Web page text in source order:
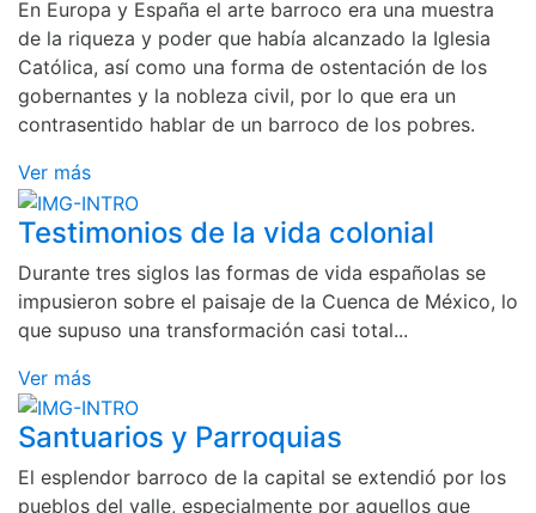
En Europa y España el arte barroco era una muestra
de la riqueza y poder que había alcanzado la Iglesia
Católica, así como una forma de ostentación de los
gobernantes y la nobleza civil, por lo que era un
contrasentido hablar de un barroco de los pobres.
Ver más
Testimonios de la vida colonial
Durante tres siglos las formas de vida españolas se
impusieron sobre el paisaje de la Cuenca de México, lo
que supuso una transformación casi total...
Ver más
Santuarios y Parroquias
El esplendor barroco de la capital se extendió por los
pueblos del valle, especialmente por aquellos que